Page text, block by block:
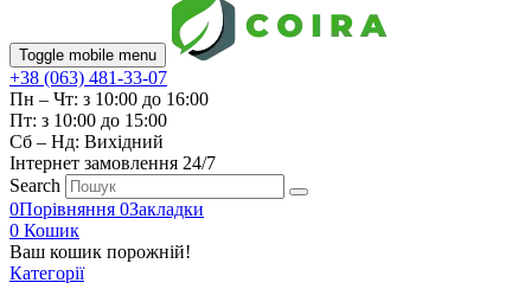
Toggle mobile menu
+38 (063) 481-33-07
Пн – Чт: з 10:00 до 16:00
Пт: з 10:00 до 15:00
Сб – Нд: Вихідний
Інтернет замовлення 24/7
Search
0Порівняння 0Закладки
0 Кошик
Ваш кошик порожній!
Категорії